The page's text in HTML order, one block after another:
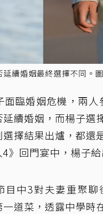
續婚姻最終選擇不同。
面臨婚姻危機，兩
續婚姻，而楊子選
擇結果出爐，都還
》回門宴中，楊子給
目中3對夫妻重聚
道菜，透露中學時